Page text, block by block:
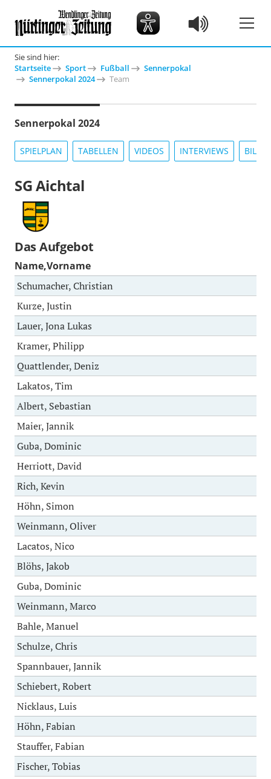
Sie sind hier:
Startseite
Sport Fußball
Sennerpokal
Sennerpokal 2024
Team
Sennerpokal 2024
SPIELPLAN TABELLEN VIDEOS INTERVIEWS
SG Aichtal
Das Aufgebot
Name,Vorname
Schumacher, Christian
Kurze, Justin
Lauer, Jona Lukas
Kramer, Philipp
Quattlender, Deniz
Lakatos, Tim
Albert, Sebastian
Maier, Jannik
Guba, Dominic
Herriott, David
Rich, Kevin
Höhn, Simon
Weinmann, Oliver
Lacatos, Nico
Blöhs, Jakob
Guba, Dominic
Weinmann, Marco
Bahle, Manuel
Schulze, Chris
Spannbauer, Jannik
Schiebert, Robert
Nicklaus, Luis
Höhn, Fabian
Stauffer, Fabian
Fischer, Tobias